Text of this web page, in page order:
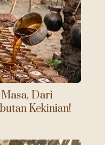
Dari
Kekinian!